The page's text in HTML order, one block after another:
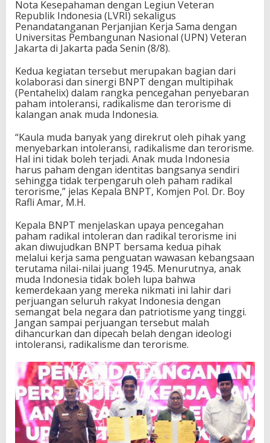
h
P
a
h
a
R
a
d
k
l
i
s
m
e
d
T
e
r
o
r
i
s
m
e
p
a
d
a
A
n
a
k
M
u
d
a
Nota Kesepahaman dengan Legiun Veteran
Republik Indonesia (LVRI) sekaligus
Penandatanganan Perjanjian Kerja Sama dengan
Universitas Pembangunan Nasional (UPN) Veteran
Jakarta di Jakarta pada Senin (8/8).
Kedua kegiatan tersebut merupakan bagian dari
kolaborasi dan sinergi BNPT dengan multipihak
(Pentahelix) dalam rangka pencegahan penyebaran
paham intoleransi, radikalisme dan terorisme di
kalangan anak muda Indonesia.
“Kaula muda banyak yang direkrut oleh pihak yang
menyebarkan intoleransi, radikalisme dan terorisme.
Hal ini tidak boleh terjadi. Anak muda Indonesia
harus paham dengan identitas bangsanya sendiri
sehingga tidak terpengaruh oleh paham radikal
terorisme,” jelas Kepala BNPT, Komjen Pol. Dr. Boy
Rafli Amar, M.H.
Kepala BNPT menjelaskan upaya pencegahan
paham radikal intoleran dan radikal terorisme ini
akan diwujudkan BNPT bersama kedua pihak
melalui kerja sama penguatan wawasan kebangsaan
terutama nilai-nilai juang 1945. Menurutnya, anak
muda Indonesia tidak boleh lupa bahwa
kemerdekaan yang mereka nikmati ini lahir dari
perjuangan seluruh rakyat Indonesia dengan
semangat bela negara dan patriotisme yang tinggi.
Jangan sampai perjuangan tersebut malah
dihancurkan dan dipecah belah dengan ideologi
intoleransi, radikalisme dan terorisme.